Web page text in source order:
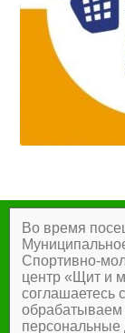
Главная
Во время
Спортивно-
центр «Щит и
соглашаетесь
персональные